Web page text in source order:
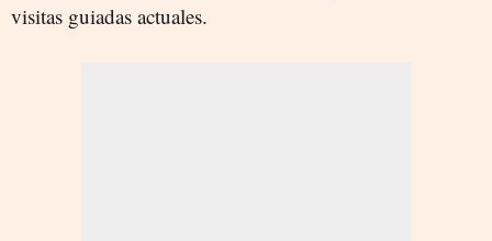
visitas guiadas actuales.